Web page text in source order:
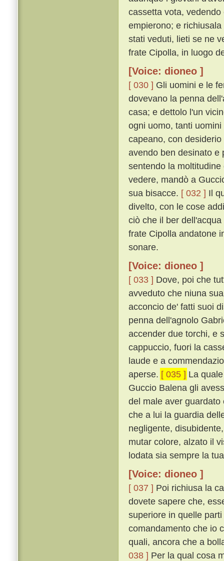
cassetta vota,
empierono; e
stati veduti, lieti se ne
frate Cipolla, in luogo
[Voice: dioneo ]
[ 030 ] Gli uomini e le
dovevano la penna
casa; e dettolo l'un
ogni uomo, tanti
capeano, con
avendo ben desinato e
sentendo la
vedere, mandò a
sua bisacce. [ 032 ] Il
divelto, con le cose
ciò che il ber
frate Cipolla andatone
sonare.
[Voice: dioneo ]
[ 033 ] Dove, poi che
avveduto che niuna
acconcio de' fatti suoi
penna dell'agnolo
accender due torchi, e
cappuccio, fuori la
laude e a
aperse. [ 035 ] La
Guccio Balena gli
del male aver
che a lui la guardia
negligente,
mutar colore, alzato il
lodata sia sempre la
[Voice: dioneo ]
[ 037 ] Poi richiusa la
dovete sapere che,
superiore in quelle
comandamento che io
quali, ancora che a
038 ] Per la qual cosa